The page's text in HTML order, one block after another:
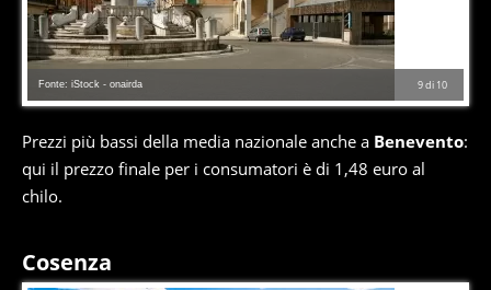
9di 10
Fonte: iStock - onairda
Prezzi più bassi della media nazionale anche a Benevento:
qui il prezzo finale per i consumatori è di 1,48 euro al
chilo.
Cosenza